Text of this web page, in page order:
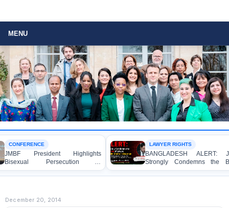
MENU
President Highlights
Persecution in
at the Bi+ World
in Amsterdam
LAWYER RIGHTS
BANGLADESH ALERT: JMBF
Strongly Condemns the Brutal
Murder of Lawyer Nizam Uddin
Shanto in Bagerhat
December 20, 2014